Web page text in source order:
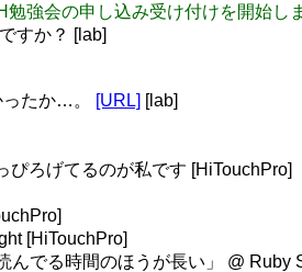
勉強会の申し込み受け付けを開始し
すか？ [lab]
ったか…。 [URL] [lab]
ろげてるのが私です [HiTouchPro]
[HiTouchPro]
でる時間のほうが長い」 @ Ruby